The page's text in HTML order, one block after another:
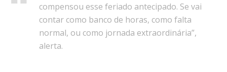
compensou esse feriado antecipado. Se vai
contar como banco de horas, como falta
normal, ou como jornada extraordinária”,
alerta.